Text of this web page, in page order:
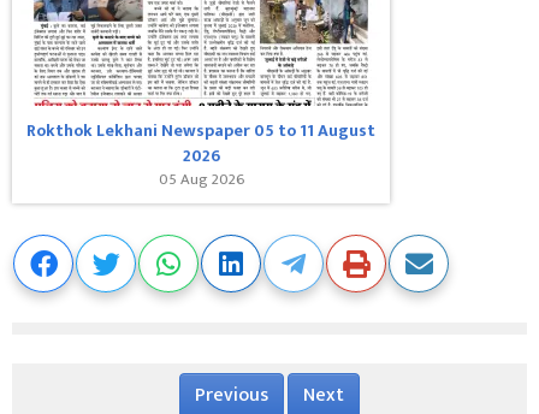
Rokthok Lekhani Newspaper 05 to 11 August
2026
05 Aug 2026
Previous Next